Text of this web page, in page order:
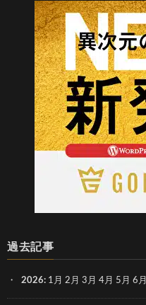
過去記事
2026: 1月 2月 3月 4月 5月 6月